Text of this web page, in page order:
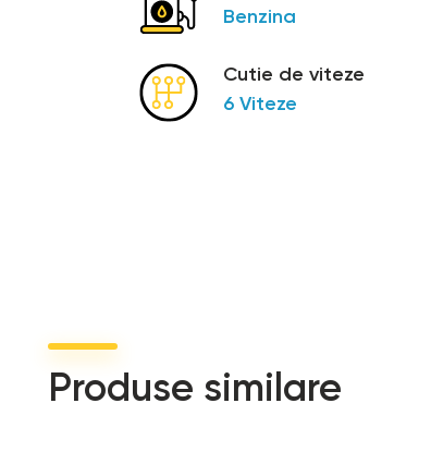
Benzina
Cutie de viteze
6 Viteze
Produse similare